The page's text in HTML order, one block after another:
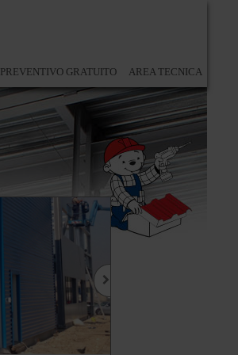
PREVENTIVO GRATUITO AREA TECNICA